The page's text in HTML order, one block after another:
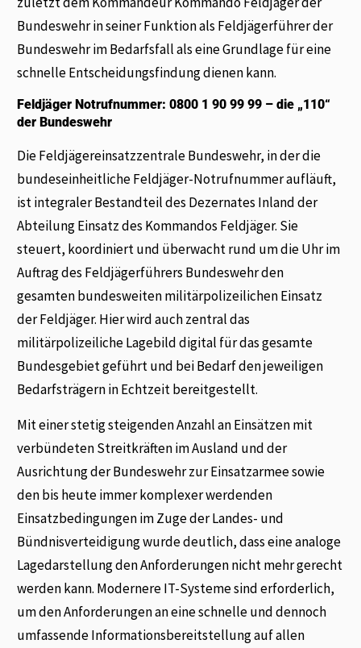
Bundeswehr in seiner Funktion als Feldjägerführer der
Bundeswehr im Bedarfsfall als eine Grundlage für eine
schnelle Entscheidungsfindung dienen kann.
Feldjäger Notrufnummer: 0800 1 90 99 99 – die „110“
der Bundeswehr
Die Feldjägereinsatzzentrale Bundeswehr, in der die
bundeseinheitliche Feldjäger-Notrufnummer aufläuft,
ist integraler Bestandteil des Dezernates Inland der
Abteilung Einsatz des Kommandos Feldjäger. Sie
steuert, koordiniert und überwacht rund um die Uhr im
Auftrag des Feldjägerführers Bundeswehr den
gesamten bundesweiten militärpolizeilichen Einsatz
der Feldjäger. Hier wird auch zentral das
militärpolizeiliche Lagebild digital für das gesamte
Bundesgebiet geführt und bei Bedarf den jeweiligen
Bedarfsträgern in Echtzeit bereitgestellt.
Mit einer stetig steigenden Anzahl an Einsätzen mit
verbündeten Streitkräften im Ausland und der
Ausrichtung der Bundeswehr zur Einsatzarmee sowie
den bis heute immer komplexer werdenden
Einsatzbedingungen im Zuge der Landes- und
Bündnisverteidigung wurde deutlich, dass eine analoge
Lagedarstellung den Anforderungen nicht mehr gerecht
werden kann. Modernere IT-Systeme sind erforderlich,
um den Anforderungen an eine schnelle und dennoch
umfassende Informationsbereitstellung auf allen